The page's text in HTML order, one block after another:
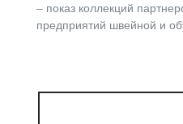
‒ показ коллекций
предприятий швейной и
Навигация